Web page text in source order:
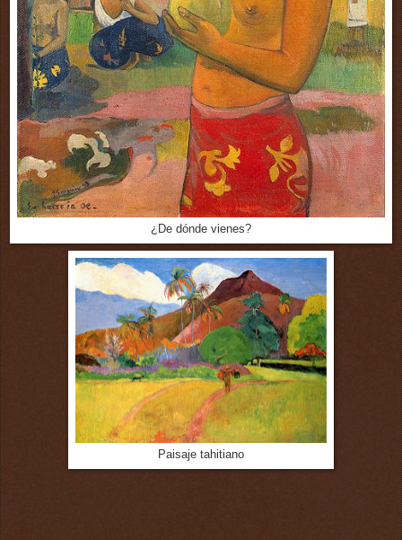
¿De dónde vienes?
Paisaje tahitiano